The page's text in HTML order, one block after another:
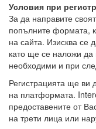
Условия при
За да направите
попълните формата,
на сайта. Изисква се
като ще се наложи
необходими и при
Регистрацията ще ви
на платформата.
предоставените от
на трети лица или